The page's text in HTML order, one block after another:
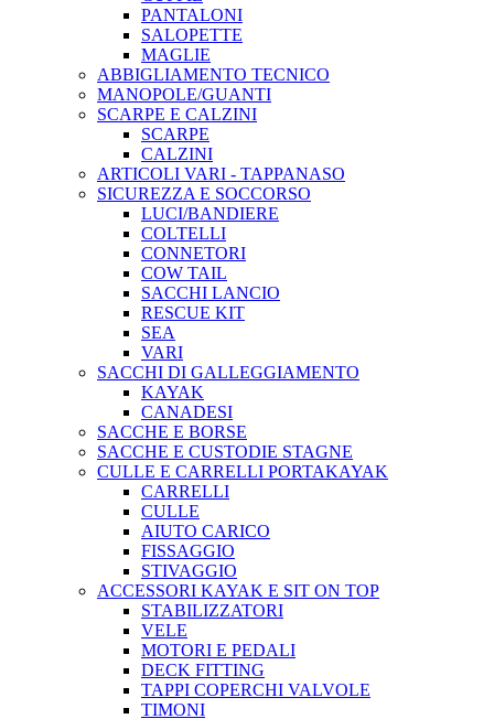
PANTALONI
SALOPETTE
MAGLIE
ABBIGLIAMENTO TECNICO
MANOPOLE/GUANTI
SCARPE E CALZINI
SCARPE
CALZINI
ARTICOLI VARI - TAPPANASO
SICUREZZA E SOCCORSO
LUCI/BANDIERE
COLTELLI
CONNETORI
COW TAIL
SACCHI LANCIO
RESCUE KIT
SEA
VARI
SACCHI DI GALLEGGIAMENTO
KAYAK
CANADESI
SACCHE E BORSE
SACCHE E CUSTODIE STAGNE
CULLE E CARRELLI PORTAKAYAK
CARRELLI
CULLE
AIUTO CARICO
FISSAGGIO
STIVAGGIO
ACCESSORI KAYAK E SIT ON TOP
STABILIZZATORI
VELE
MOTORI E PEDALI
DECK FITTING
TAPPI COPERCHI VALVOLE
TIMONI